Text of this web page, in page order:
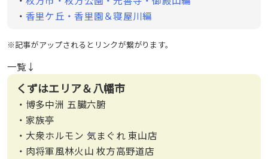
・ 香里ケ丘・香里園＆寝屋川編
※記事がアップされるとリンクが繋がります。
一覧↓
くずはエリア＆八幡市
・博多中洲 五臓六腑
・家族亭
・大衆ホルモン 気まぐれ 東山店
・肉将軍風林火山 枚方高野道店